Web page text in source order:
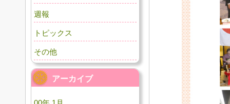
週報
トピックス
その他
アーカイブ